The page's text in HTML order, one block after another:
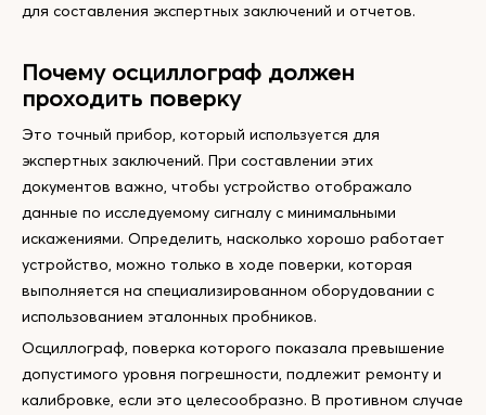
для составления экспертных заключений и отчетов.
Почему осциллограф должен
проходить поверку
Это точный прибор, который используется для
экспертных заключений. При составлении этих
документов важно, чтобы устройство отображало
данные по исследуемому сигналу с минимальными
искажениями. Определить, насколько хорошо работает
устройство, можно только в ходе поверки, которая
выполняется на специализированном оборудовании с
использованием эталонных пробников.
Осциллограф, поверка которого показала превышение
допустимого уровня погрешности, подлежит ремонту и
калибровке, если это целесообразно. В противном случае